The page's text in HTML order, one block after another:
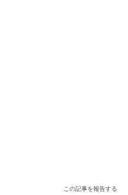
この記事を報告する